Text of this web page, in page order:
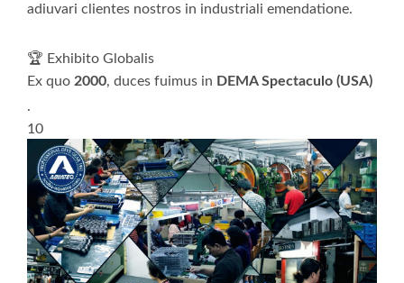
adiuvari clientes nostros in industriali emendatione.
🏆 Exhibito Globalis
Ex quo 2000, duces fuimus in DEMA Spectaculo (USA)
.
10